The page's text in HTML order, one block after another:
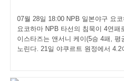
07월 28일 18:00 NPB 일본야구 요
요코하마 NPB 타선의 침묵이 4연패
이스타즈는 앤서니 케이(5승 4패, 평
노린다. 21일 야쿠르트 원정에서